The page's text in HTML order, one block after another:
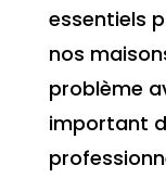
essentiels
nos
problème
important